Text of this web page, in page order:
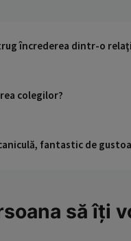
încrederea dintr-o
colegilor?
fantastic de
să îţi